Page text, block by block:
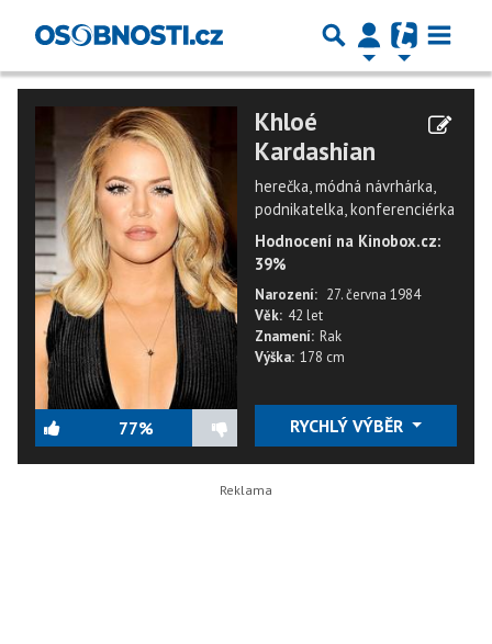
77%
Khloé
Kardashian
herečka, módná návrhárka,
podnikatelka, konferenciérka
Hodnocení na Kinobox.cz:
39%
Narození: 27. června 1984
Věk: 42 let
Znamení: Rak
Výška: 178 cm
RYCHLÝ VÝBĚR